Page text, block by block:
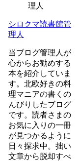
シロクマ読書館管
理人
当ブログ管理人が
心からお勧めする
本を紹介していま
す。北欧好きの料
理マニアの書くの
んびりしたブログ
です。読者さまの
お気に入りの一冊
が見つかるように
日々探求中。拙い
文章から脱却すべ